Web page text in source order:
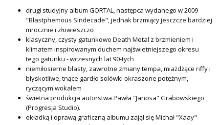
drugi studyjny album GORTAL, następca wydanego w 2009
"Blastphemous Sindecade", jednak brzmiący jesczcze bardziej
mrocznie i złowieszczo
klasyczny, czysty gatunkowo Death Metal z brzmieniem i
klimatem inspirowanym duchem najświetniejszego okresu
tego gatunku - wczesnych lat 90-tych
niemiłosierne blasty, zawrotne zmiany tempa, miażdżące riffy i
błyskotliwe, tnące gardło solówki okraszone potężnym,
ryczącym wokalem
świetna produkcja autorstwa Pawła "Janosa" Grabowskiego
(Progresja Studio).
okładką i oprawą graficzną albumu zajął się Michał "Xaay"